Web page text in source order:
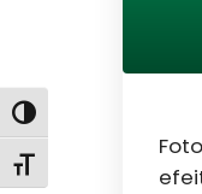
Alternar alto
Alternar tamanho